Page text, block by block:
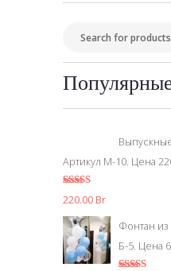
Артикул М-10. Цена
5.00 из 5
220.00 Br
Фонтан
Б-5. Цена